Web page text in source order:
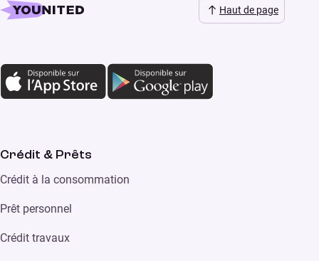
Haut de page
Crédit & Prêts
Crédit à la consommation
Prêt personnel
Crédit travaux